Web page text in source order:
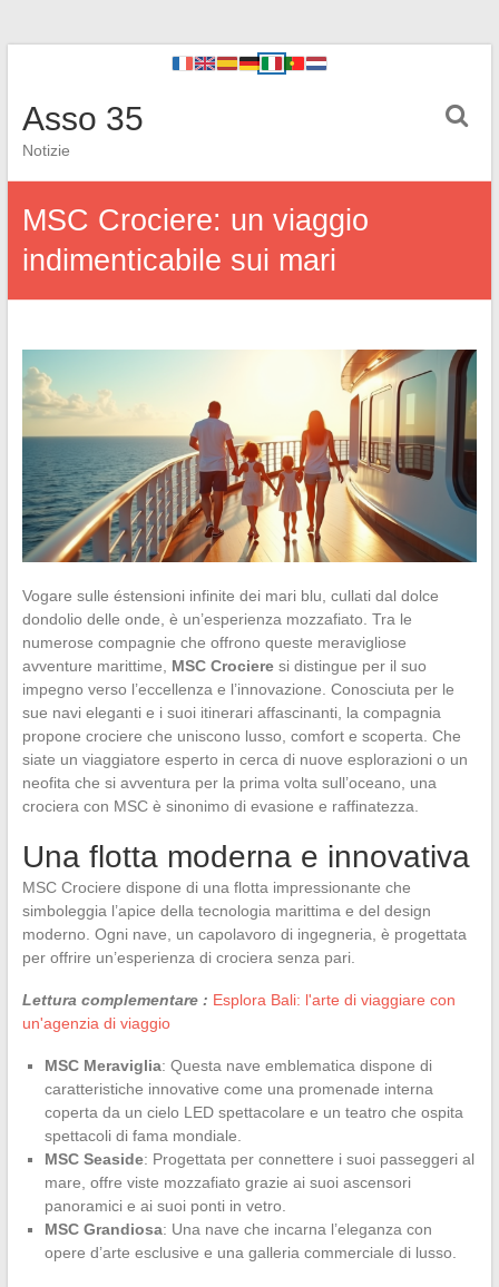
Asso 35
Notizie
MSC Crociere: un viaggio
indimenticabile sui mari
Vogare sulle éstensioni infinite dei mari blu, cullati dal dolce
dondolio delle onde, è un’esperienza mozzafiato. Tra le
numerose compagnie che offrono queste meravigliose
avventure marittime, MSC Crocieresi distingue per il suo
impegno verso l’eccellenza e l’innovazione. Conosciuta per le
sue navi eleganti e i suoi itinerari affascinanti, la compagnia
propone crociere che uniscono lusso, comfort e scoperta. Che
siate un viaggiatore esperto in cerca di nuove esplorazioni o un
neofita che si avventura per la prima volta sull’oceano, una
crociera con MSC è sinonimo di evasione e raffinatezza.
Una flotta moderna e innovativa
MSC Crociere dispone di una flotta impressionante che
simboleggia l’apice della tecnologia marittima e del design
moderno. Ogni nave, un capolavoro di ingegneria, è progettata
per offrire un’esperienza di crociera senza pari.
Lettura complementare : Esplora Bali: l'arte di viaggiare con
un'agenzia di viaggio
MSC Meraviglia: Questa nave emblematica dispone di
caratteristiche innovative come una promenade interna
coperta da un cielo LED spettacolare e un teatro che ospita
spettacoli di fama mondiale.
MSC Seaside: Progettata per connettere i suoi passeggeri al
mare, offre viste mozzafiato grazie ai suoi ascensori
panoramici e ai suoi ponti in vetro.
MSC Grandiosa: Una nave che incarna l’eleganza con
opere d’arte esclusive e una galleria commerciale di lusso.